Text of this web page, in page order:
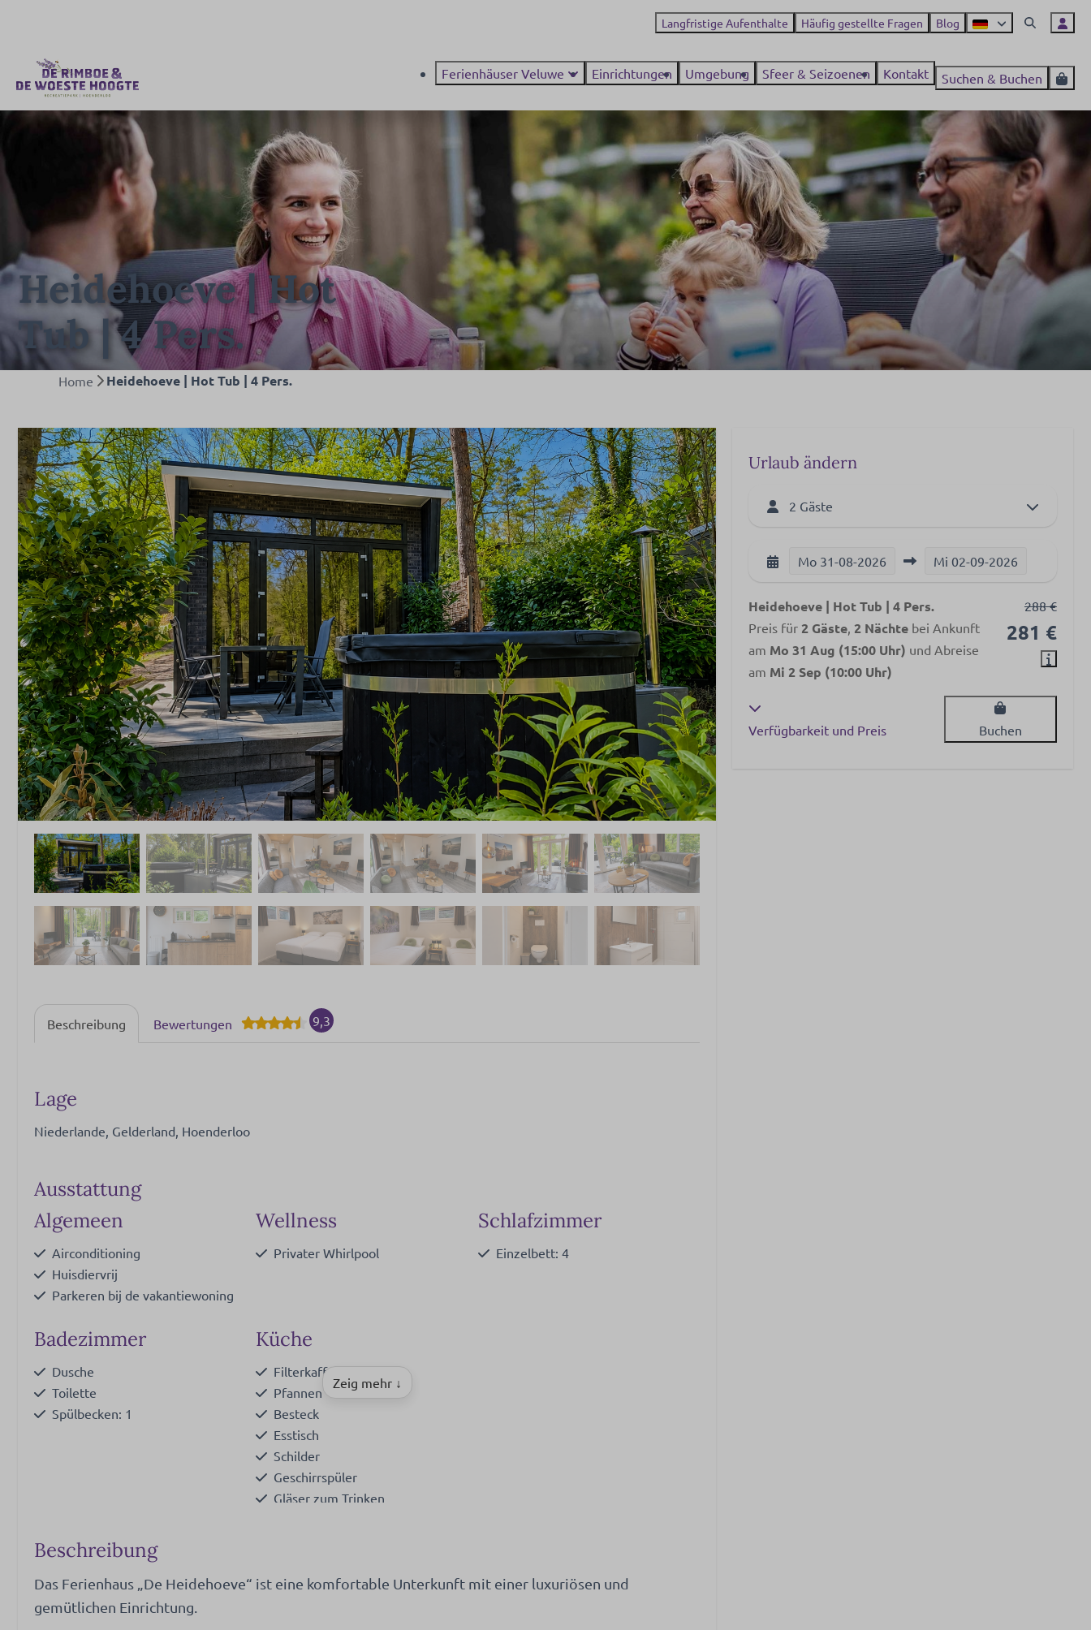
Langfristige Aufenthalte Häufig gestellte Fragen Blog
Ferienhäuser Veluwe Einrichtungen Umgebung Sfeer & Seizoenen Kontakt Suchen & Buchen
Heidehoeve | Hot
Tub | 4 Pers.
Home Heidehoeve | Hot Tub | 4 Pers.
Beschreibung Bewertungen 9,3
Lage
Niederlande, Gelderland, Hoenderloo
Ausstattung
Algemeen
Airconditioning
Huisdiervrij
Parkeren bij de vakantiewoning
Wellness
Privater Whirlpool
Schlafzimmer
Einzelbett: 4
Badezimmer
Dusche
Toilette
Spülbecken: 1
Küche
Filterkaffeemaschine
Pfannen
Besteck
Esstisch
Schilder
Geschirrspüler
Gläser zum Trinken
Toaster
Zeig mehr ↓
Beschreibung
Das Ferienhaus „De Heidehoeve“ ist eine komfortable Unterkunft mit einer luxuriösen und
gemütlichen Einrichtung.
Urlaub ändern
2 Gäste
Mo 31-08-2026 Mi 02-09-2026
288 €
281 €
Heidehoeve | Hot Tub | 4 Pers.
Preis für 2 Gäste, 2 Nächte bei Ankunft
am Mo 31 Aug (15:00 Uhr) und Abreise
am Mi 2 Sep (10:00 Uhr)
Verfügbarkeit und Preis Buchen